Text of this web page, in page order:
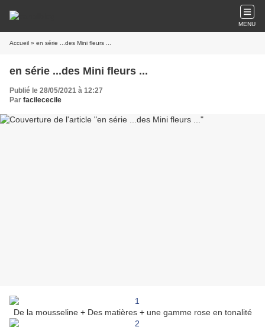
MENU
Accueil » en série ...des Mini fleurs ...
en série ...des Mini fleurs ...
Publié le 28/05/2021 à 12:27
Par facilececile
De la mousseline + Des matières + une gamme rose en tonalité